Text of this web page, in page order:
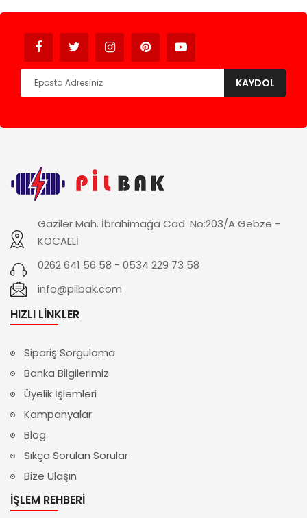
KAYDOL
Gaziler Mah. İbrahimağa Cad. No:203/A Gebze -
KOCAELİ
0262 641 56 58 - 0534 229 73 58
info@pilbak.com
HIZLI LINKLER
Sipariş Sorgulama
Banka Bilgilerimiz
Üyelik İşlemleri
Kampanyalar
Blog
Sıkça Sorulan Sorular
Bize Ulaşın
İŞLEM REHBERI